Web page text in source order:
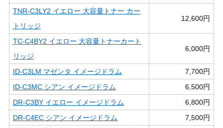
TNR-C3LY2 イエロー 大容量トナー カー
トリッジ
12,600円
TC-C4BY2 イエロー 大容量トナーカート
リッジ
6,000円
ID-C3LM マゼンタ イメージドラム
7,700円
ID-C3MC シアン イメージドラム
6,500円
DR-C3BY イエロー イメージドラム
6,800円
DR-C4EC シアン イメージドラム
7,500円